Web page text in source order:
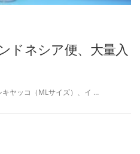
ネシア便、大量入
ヤッコ（MLサイズ）、イ …